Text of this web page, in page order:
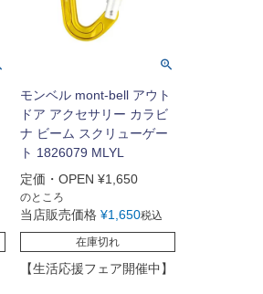
モンベル mont-bell アウト
ドア アクセサリー カラビ
ナ ビーム スクリューゲー
ト 1826079 MLYL
定価・OPEN ¥1,650
のところ
当店販売価格 ¥1,650税込
在庫切れ
【生活応援フェア開催中】